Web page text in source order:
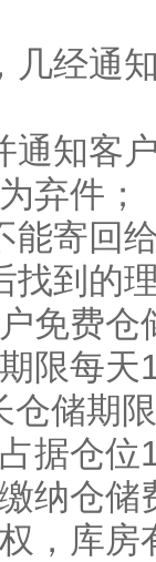
几经通
通知客
弃件；
能寄回
找到的
免费
限每
仓储期
据仓
纳仓
，库房